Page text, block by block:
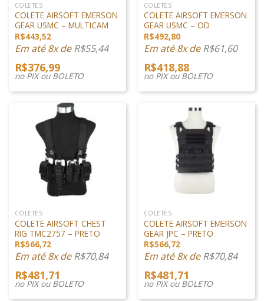
COLETES
COLETE AIRSOFT EMERSON
GEAR USMC – MULTICAM
R$443,52
Em até 8x deR$55,44
R$376,99
no PIX ou BOLETO
COLETES
COLETE AIRSOFT EMERSON
GEAR USMC – OD
R$492,80
Em até 8x deR$61,60
R$418,88
no PIX ou BOLETO
COLETES
COLETE AIRSOFT CHEST
RIG TMC2757 – PRETO
R$566,72
Em até 8x deR$70,84
R$481,71
no PIX ou BOLETO
COLETES
COLETE AIRSOFT EMERSON
GEAR JPC – PRETO
R$566,72
Em até 8x deR$70,84
R$481,71
no PIX ou BOLETO